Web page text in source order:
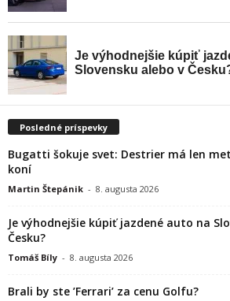
Posledné príspevky
Bugatti šokuje svet: Destrier má len
koní
Martin Štepánik - 8. augusta 2026
Je výhodnejšie kúpiť jazdené auto na
Česku?
Tomáš Bíly - 8. augusta 2026
Brali by ste ’Ferrari’ za cenu Golfu?